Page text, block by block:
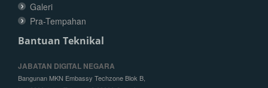
Galeri
Pra-Tempahan
Bantuan Teknikal
JABATAN DIGITAL NEGARA
Bangunan MKN Embassy Techzone Blok B,